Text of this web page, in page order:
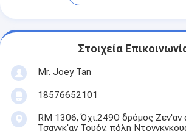
Στοιχεία
Mr. Joey Tan
18576652101
RM 1306, Όχι.249Ο δρόμος Ζεν'αν
Τσανγκ'αν Τουόν, πόλη